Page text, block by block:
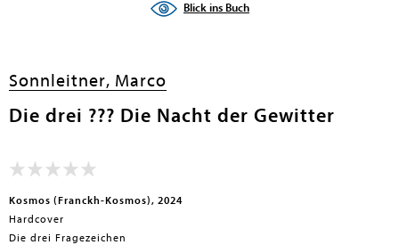
Blick ins Buch
Sonnleitner, Marco
Die drei ??? Die Nacht der Gewitter
Kosmos (Franckh-Kosmos), 2024
Hardcover
Die drei Fragezeichen